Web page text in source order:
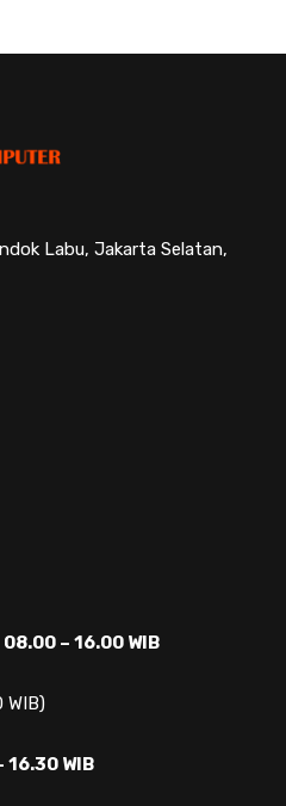
Labu, Jakarta Selatan,
– 16.00 WIB
WIB)
WIB